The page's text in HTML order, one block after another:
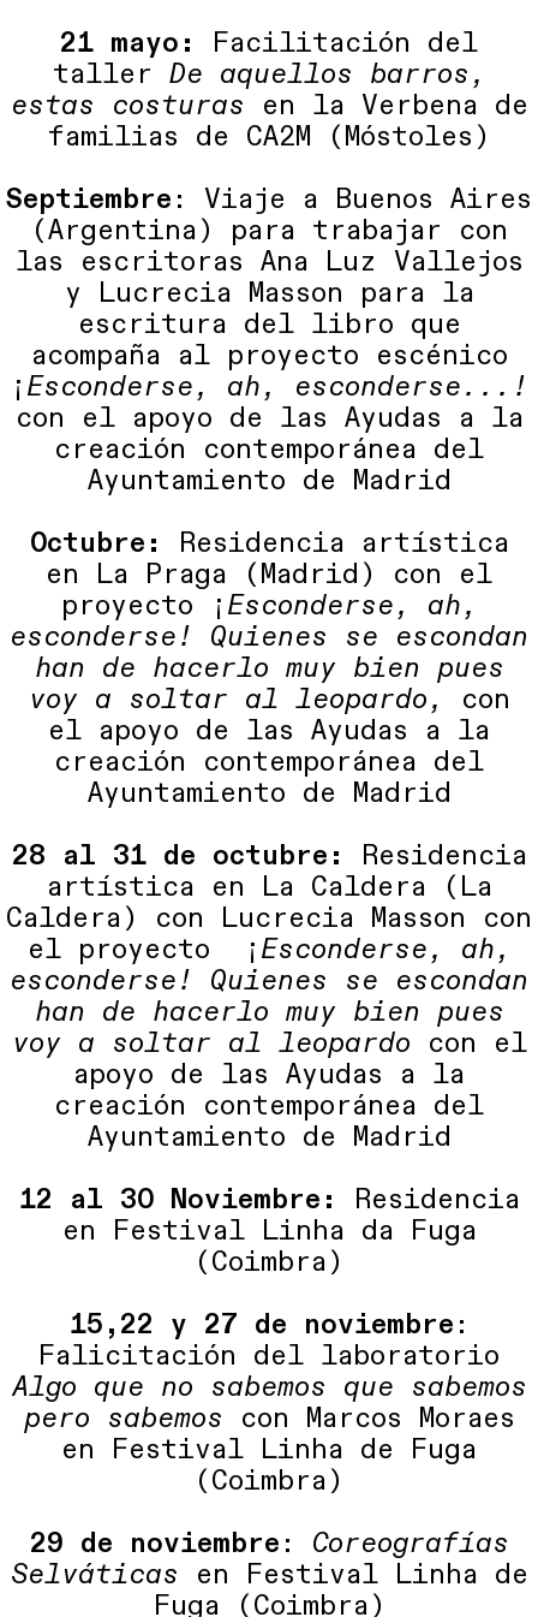
21 mayo:
Facilitación del
taller De aquellos barros,
estas costuras en la Verbena de
familias de CA2M (Móstoles)
Septiembre : Viaje a Buenos Aires
(Argentina) para trabajar con
las escritoras Ana Luz Vallejos
y Lucrecia Masson para la
escritura del libro que
acompaña al proyecto escénico
¡ Esconderse, ah, esconderse...!
con el apoyo de las Ayudas a la
creación contemporánea del
Ayuntamiento de Madrid
Octubre:
Residencia artística
en La Praga (Madrid) con el
proyecto ¡ Esconderse, ah,
esconderse! Quienes se escondan
han de hacerlo muy bien pues
voy a soltar al leopardo,
con
el apoyo de las Ayudas a la
creación contemporánea del
Ayuntamiento de Madrid
28 al 31 de octubre:
Residencia
artística en La Caldera (La
Caldera) con Lucrecia Masson con
el proyecto ¡ Esconderse, ah,
esconderse! Quienes se escondan
han de hacerlo muy bien pues
voy a soltar al leopardo con el
apoyo de las Ayudas a la
creación contemporánea del
Ayuntamiento de Madrid
12 al 30 Noviembre:
Residencia
en Festival Linha da Fuga
(Coimbra)
15,22 y 27 de noviembre :
Falicitación del laboratorio
Algo que no sabemos que sabemos
pero sabemos con Marcos Moraes
en Festival Linha de Fuga
(Coimbra)
29 de noviembre : Coreografías
Selváticas en Festival Linha de
Fuga (Coimbra)